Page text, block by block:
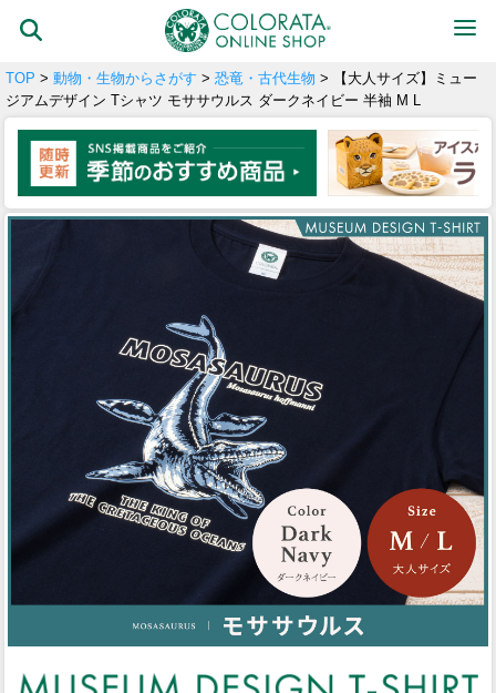
TOP > 動物・生物からさがす > 恐竜・古代生物 > 【大人サイズ】ミュー
ジアムデザイン Tシャツ モササウルス ダークネイビー 半袖 M L